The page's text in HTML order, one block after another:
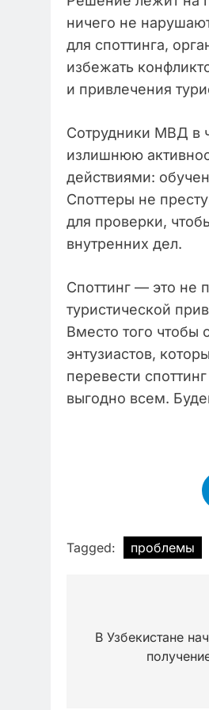
ничего не
для споттинга,
избежать
и привлечения
Сотрудники МВД в
излишнюю
действиями:
Споттеры не
для проверки,
внутренних дел.
Споттинг — это не
туристической
Вместо того чтобы
энтузиастов,
перевести
выгодно всем.
Tagged: проблемы
по
записям
В Узбекистане